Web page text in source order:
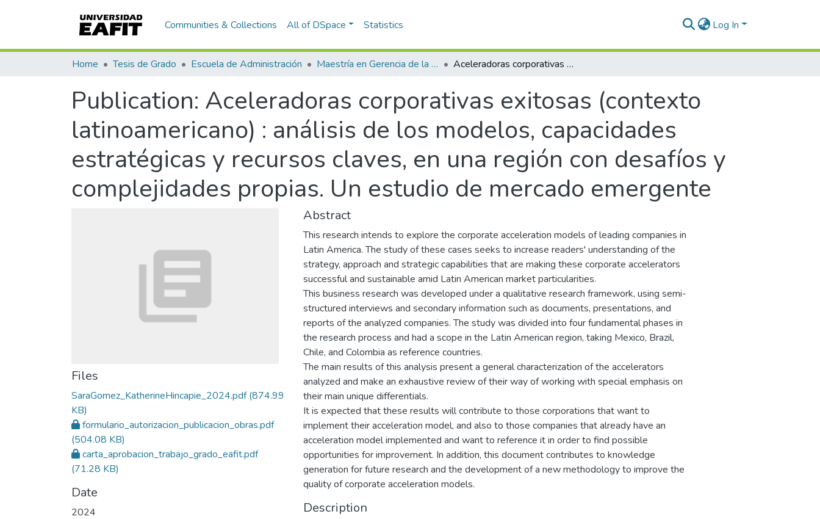
Communities & Collections All of DSpace Statistics Log In
Home Tesis de Grado Escuela de Administración Maestría en Gerencia de la Innovación y el Conocimiento (tesis) Aceleradoras corporativas exitosas (contexto latinoamericano) : análisis de los modelos, capacidades estratégicas y recursos claves, en una región con desafíos y complejidades propias. Un estudio de mercado emergente
Publication: Aceleradoras corporativas exitosas (contexto
latinoamericano) : análisis de los modelos, capacidades
estratégicas y recursos claves, en una región con desafíos y
complejidades propias. Un estudio de mercado emergente
Files
SaraGomez_KatherineHincapie_2024.pdf(874.99
KB)
formulario_autorizacion_publicacion_obras.pdf
(504.08 KB)
carta_aprobacion_trabajo_grado_eafit.pdf
(71.28 KB)
Date
2024
Abstract
This research intends to explore the corporate acceleration models of leading companies in
Latin America. The study of these cases seeks to increase readers' understanding of the
strategy, approach and strategic capabilities that are making these corporate accelerators
successful and sustainable amid Latin American market particularities.
This business research was developed under a qualitative research framework, using semi-
structured interviews and secondary information such as documents, presentations, and
reports of the analyzed companies. The study was divided into four fundamental phases in
the research process and had a scope in the Latin American region, taking Mexico, Brazil,
Chile, and Colombia as reference countries.
The main results of this analysis present a general characterization of the accelerators
analyzed and make an exhaustive review of their way of working with special emphasis on
their main unique differentials.
It is expected that these results will contribute to those corporations that want to
implement their acceleration model, and also to those companies that already have an
acceleration model implemented and want to reference it in order to find possible
opportunities for improvement. In addition, this document contributes to knowledge
generation for future research and the development of a new methodology to improve the
quality of corporate acceleration models.
Description